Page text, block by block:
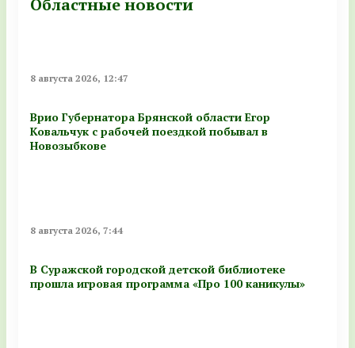
Областные новости
8 августа 2026, 12:47
Врио Губернатора Брянской области Егор
Ковальчук с рабочей поездкой побывал в
Новозыбкове
8 августа 2026, 7:44
В Суражской городской детской библиотеке
прошла игровая программа «Про 100 каникулы»